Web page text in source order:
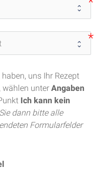
uns Ihr Rezept
unter Angaben
Ich kann kein
dann bitte alle
Formularfelder